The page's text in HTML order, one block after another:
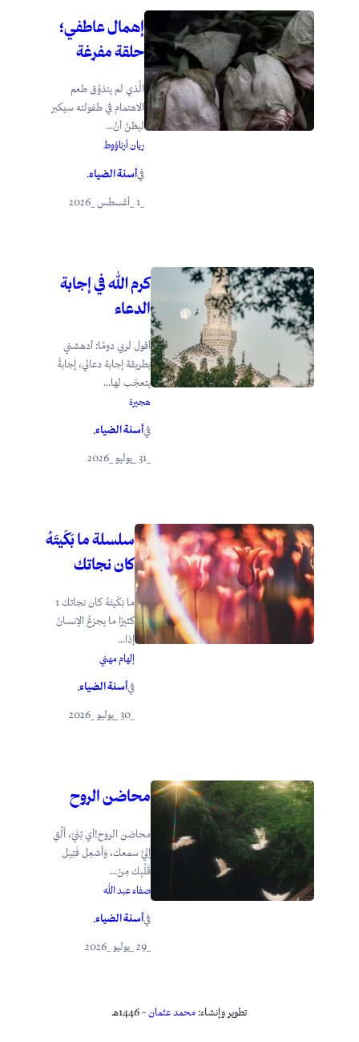
إهمال عاطفي؛
حلقة مفرغة
الَّذي لم يتذوَّق طعم
الاهتمام في طفولته سيكبر
ليظنَّ أنَّ...
ريان أرناؤوط
فيأسنة الضياء.
كرم الله في إجابة
الدعاء
أقول لربي دومًا: أدهشني
بطريقة إجابة دعائي، إجابةً
يتعجّب لها...
هجيرة
فيأسنة الضياء.
سلسلة ما بَكَيتَهُ
كان نجاتك
ما بَكَيتَهُ كان نجاتك 1
كثيرًا ما يجزعُ الإنسانُ
إذا...
إلهام مهني
فيأسنة الضياء.
محاضن الروح
محاضن الروح!أي بُنَيّ، أَلْقِ
إليَّ سمعك، وَأَشعِل فَتِيل
قَلْبِك مِنْ...
صفاء عبد الله
فيأسنة الضياء.
تطوير وإنشاء: محمد عثمان– 1446هـ